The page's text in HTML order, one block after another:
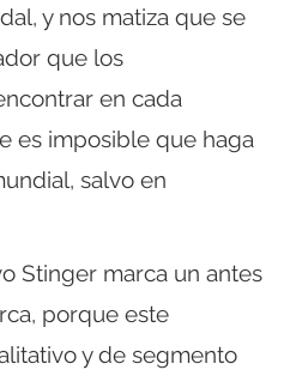
y nos matiza que se
que los
en cada
es imposible que haga
salvo en
Stinger marca un antes
porque este
y de segmento